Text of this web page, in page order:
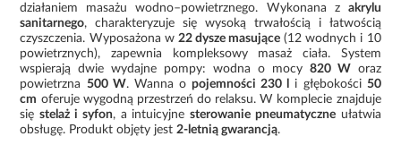
działaniem masażu wodno–powietrznego. Wykonana z akrylu
sanitarnego, charakteryzuje się wysoką trwałością i łatwością
czyszczenia. Wyposażona w 22 dysze masujące (12 wodnych i 10
powietrznych), zapewnia kompleksowy masaż ciała. System
wspierają dwie wydajne pompy: wodna o mocy 820 Woraz
powietrzna 500 W. Wanna opojemności 230 l i głębokości 50
cm oferuje wygodną przestrzeń do relaksu. W komplecie znajduje
sięstelaż i syfon, a intuicyjnesterowanie pneumatyczneułatwia
obsługę. Produkt objęty jest2-letnią gwarancją.